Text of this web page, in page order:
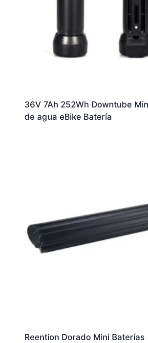
36V 7Ah 252Wh Downtube
de agua eBike Batería
Reention Dorado Mini Baterías